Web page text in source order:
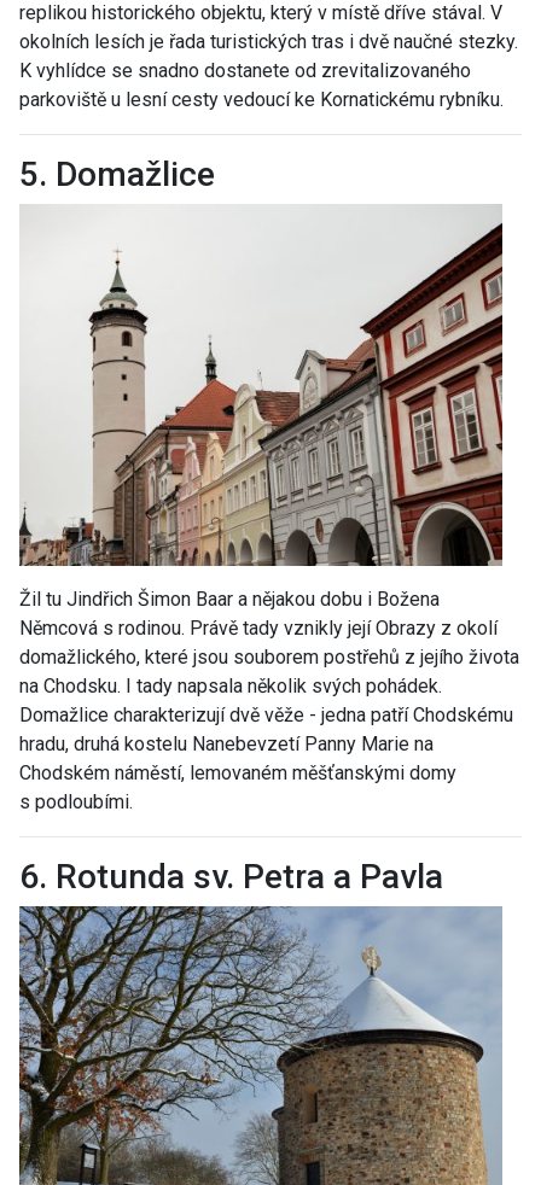
replikou historického objektu, který v místě dříve stával. V
okolních lesích je řada turistických tras i dvě naučné stezky.
K vyhlídce se snadno dostanete od zrevitalizovaného
parkoviště u lesní cesty vedoucí ke Kornatickému rybníku.
5. Domažlice
Žil tu Jindřich Šimon Baar a nějakou dobu i Božena
Němcová s rodinou. Právě tady vznikly její Obrazy z okolí
domažlického, které jsou souborem postřehů z jejího života
na Chodsku. I tady napsala několik svých pohádek.
Domažlice charakterizují dvě věže - jedna patří Chodskému
hradu, druhá kostelu Nanebevzetí Panny Marie na
Chodském náměstí, lemovaném měšťanskými domy
s podloubími.
6. Rotunda sv. Petra a Pavla